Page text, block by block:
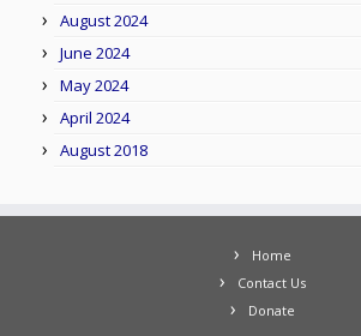
August 2024
June 2024
May 2024
April 2024
August 2018
Home
Contact Us
Donate